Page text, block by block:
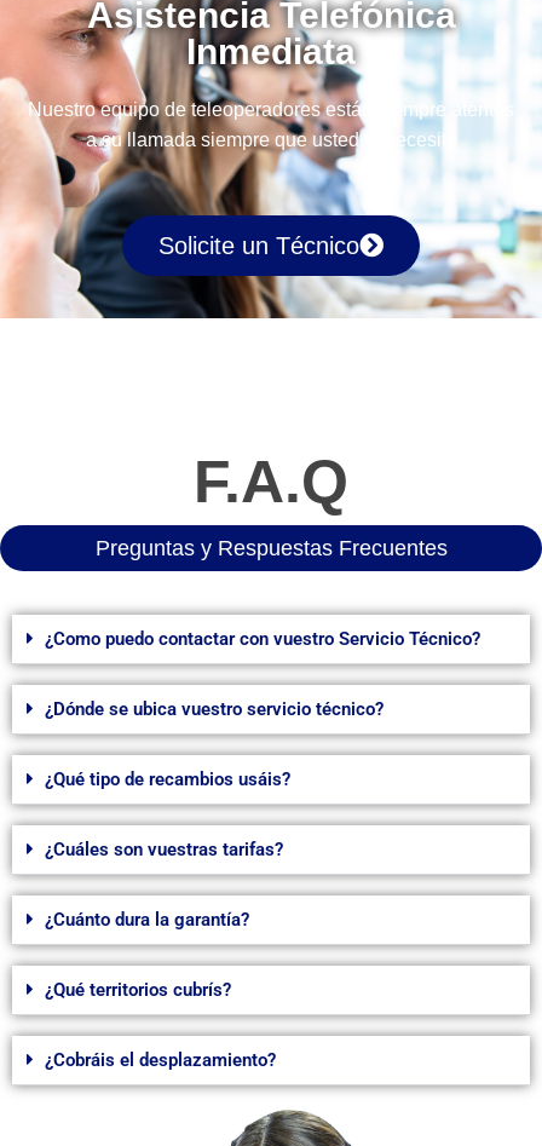
Asistencia Telefónica
Inmediata
Nuestro equipo de teleoperadores están siempre atentos
a su llamada siempre que usted lo necesite
Solicite un Técnico
F.A.Q
Preguntas y Respuestas Frecuentes
¿Como puedo contactar con vuestro Servicio Técnico?
¿Dónde se ubica vuestro servicio técnico?
¿Qué tipo de recambios usáis?
¿Cuáles son vuestras tarifas?
¿Cuánto dura la garantía?
¿Qué territorios cubrís?
¿Cobráis el desplazamiento?